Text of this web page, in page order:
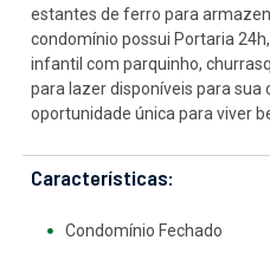
estantes de ferro para
condomínio possui Portaria
infantil com parquinho,
para lazer disponíveis para sua
oportunidade única para viver
Características:
Condomínio Fechado